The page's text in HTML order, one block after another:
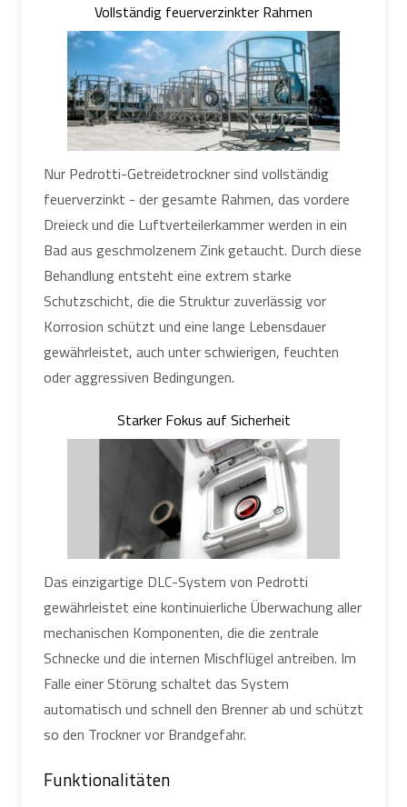
Vollständig feuerverzinkter Rahmen
Nur Pedrotti-Getreidetrockner sind vollständig
feuerverzinkt - der gesamte Rahmen, das vordere
Dreieck und die Luftverteilerkammer werden in ein
Bad aus geschmolzenem Zink getaucht. Durch diese
Behandlung entsteht eine extrem starke
Schutzschicht, die die Struktur zuverlässig vor
Korrosion schützt und eine lange Lebensdauer
gewährleistet, auch unter schwierigen, feuchten
oder aggressiven Bedingungen.
Starker Fokus auf Sicherheit
Das einzigartige DLC-System von Pedrotti
gewährleistet eine kontinuierliche Überwachung aller
mechanischen Komponenten, die die zentrale
Schnecke und die internen Mischflügel antreiben. Im
Falle einer Störung schaltet das System
automatisch und schnell den Brenner ab und schützt
so den Trockner vor Brandgefahr.
Funktionalitäten